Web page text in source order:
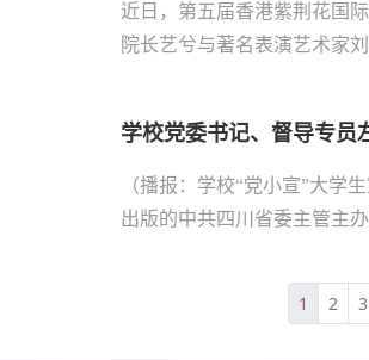
近日，第五届香港紫荆花国
院长艺兮与著名表演艺术家
学校党委书记、督导专员
（播报：学校“党小宣”大学
出版的中共四川省委主管主
1 2 3